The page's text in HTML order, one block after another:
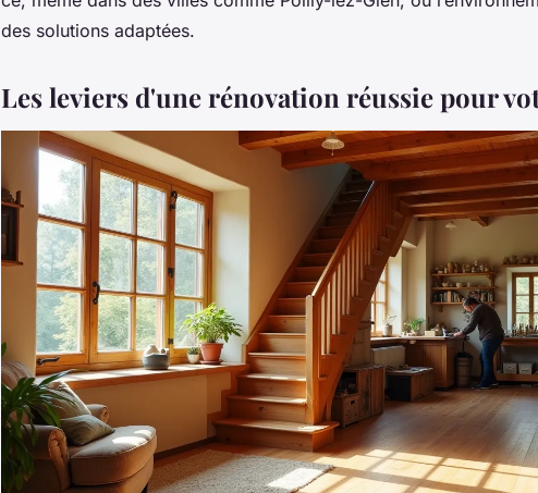
des solutions adaptées.
Les leviers d'une rénovation réussie pour